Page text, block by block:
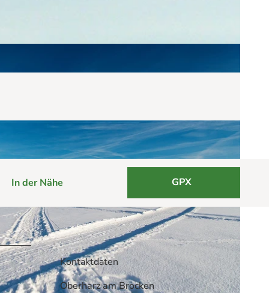
In der Nähe GPX
Kontaktdaten
Oberharz am Brocken